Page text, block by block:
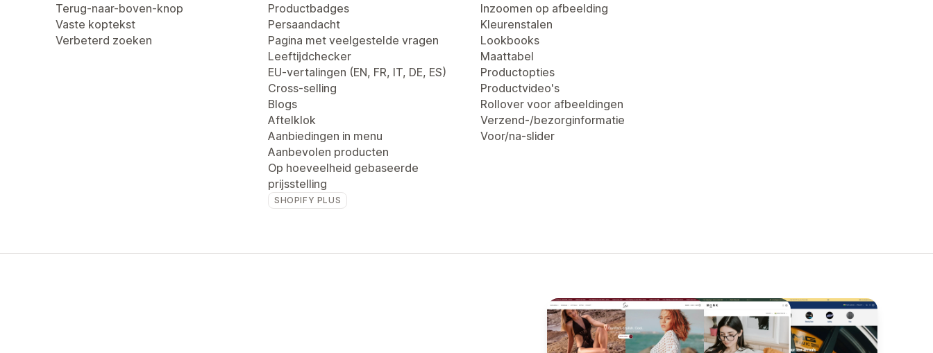
Terug-naar-boven-knop
Vaste koptekst
Verbeterd zoeken
Productbadges
Persaandacht
Pagina met veelgestelde vragen
Leeftijdchecker
EU-vertalingen (EN, FR, IT, DE, ES)
Cross-selling
Blogs
Aftelklok
Aanbiedingen in menu
Aanbevolen producten
Op hoeveelheid gebaseerde
prijsstelling
SHOPIFY PLUS
Inzoomen op afbeelding
Kleurenstalen
Lookbooks
Maattabel
Productopties
Productvideo's
Rollover voor afbeeldingen
Verzend-/bezorginformatie
Voor/na-slider